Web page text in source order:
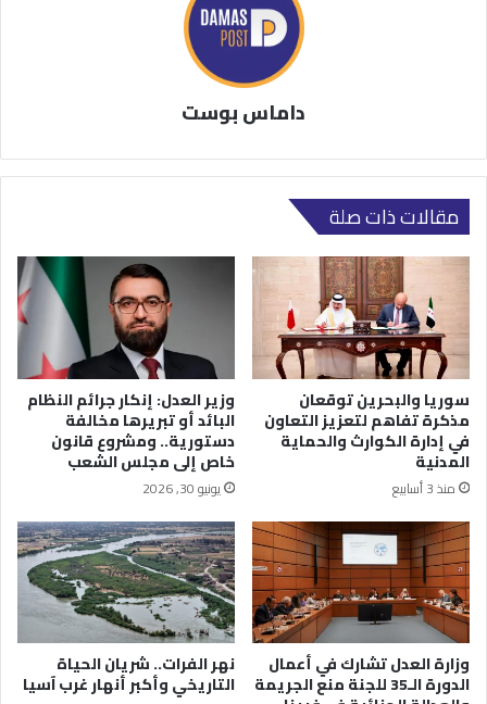
داماس بوست
مقالات ذات صلة
سوريا والبحرين توقعان
مذكرة تفاهم لتعزيز التعاون
في إدارة الكوارث والحماية
المدنية
منذ 3 أسابيع
وزير العدل: إنكار جرائم النظام
البائد أو تبريرها مخالفة
دستورية.. ومشروع قانون
خاص إلى مجلس الشعب
يونيو 30, 2026
وزارة العدل تشارك في أعمال
الدورة الـ35 للجنة منع الجريمة
نهر الفرات.. شريان الحياة
التاريخي وأكبر أنهار غرب آسيا